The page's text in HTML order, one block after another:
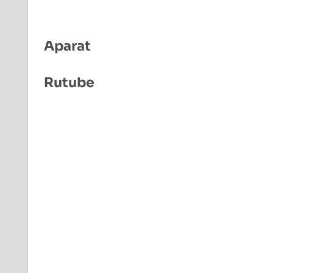
Aparat
Rutube